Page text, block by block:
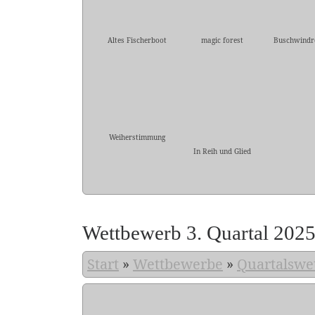
Altes Fischerboot magic forest
Weiherstimmung
In Reih und Glied
Wettbewerb 3. Quartal 2025
Start » Wettbewerbe »